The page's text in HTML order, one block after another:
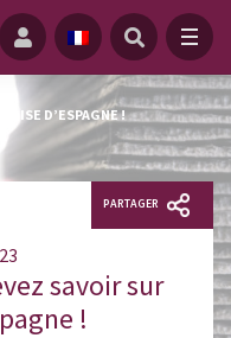
D’ESPAGNE !
PARTAGER
savoir sur
!